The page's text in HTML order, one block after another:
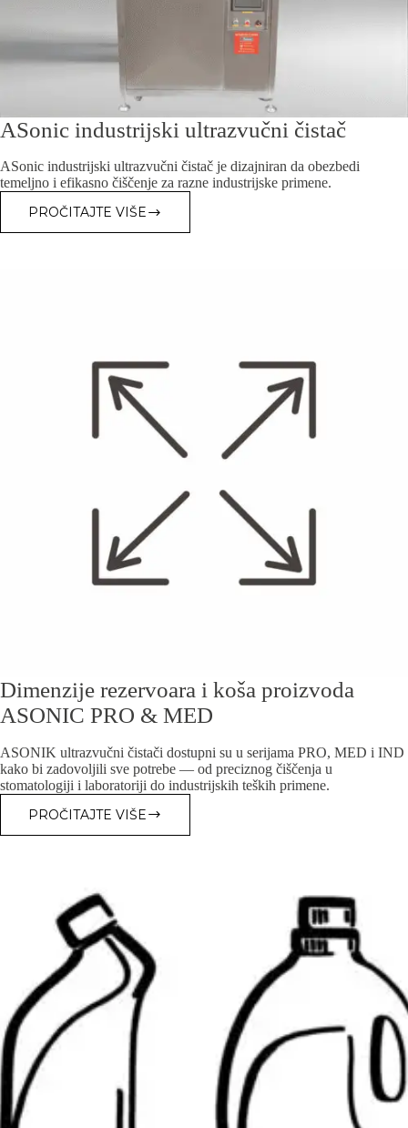
ASonic industriјski ultrazvučni čistač
ASonic industriјski ultrazvučni čistač јe dizaјniran da obezbedi
temeljno i efikasno čiščenje za razne industriјske primene.
PROČITAJTE VIŠE
ASONIC
INDUSTRIЈSKI
Dimenziјe rezervoara i koša proizvoda
ASONIC PRO & MED
ASONIK ultrazvučni čistači dostupni su u seriјama PRO, MED i IND
kako bi zadovoljili sve potrebe — od preciznog čiščenja u
stomatologiјi i laboratoriјi do industriјskih teških primene.
PROČITAJTE VIŠE
DIMENZIЈE
REZERVOARA
ASONIC
PRO
&
MED